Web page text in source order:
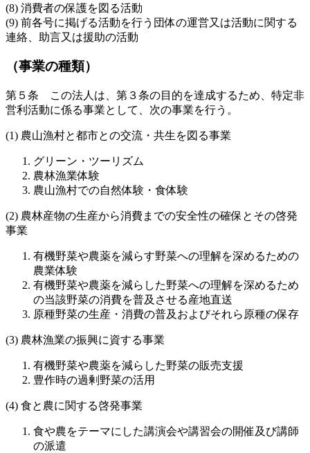
(8) 消費者の保護を図る活動
(9) 前各号に掲げる活動を行う団体の運営又は活動に関する
連絡、助言又は援助の活動
（事業の種類）
第５条 この法人は、第３条の目的を達成するため、特定非
営利活動に係る事業として、次の事業を行う。
(1) 農山漁村と都市との交流・共生を図る事業
グリーン・ツーリズム
農林漁業体験
農山漁村での自然体験・食体験
(2) 農林産物の生産から消費までの安全性の確保とその啓発
事業
有機野菜や農薬を減らす野菜への理解を深めるための
農業体験
有機野菜や農薬を減らした野菜への理解を深めるため
の当該野菜の消費を普及させる産地直送
原種野菜の生産・消費の普及およびそれら原種の保存
(3) 農林漁業の振興に資する事業
有機野菜や農薬を減らした野菜の販売支援
豊作時の過剰野菜の活用
(4) 食と農に関する啓発事業
食や農をテーマにした講演会や講習会の開催及び講師
の派遣